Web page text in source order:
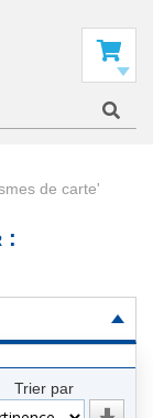
de carte'
:
Trier par
Par